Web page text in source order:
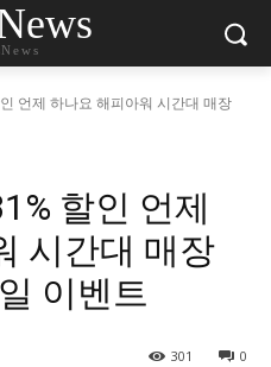
언제 하나요 해피아워 시간대 매장
할인 언제
시간대 매장
이벤트
0
301